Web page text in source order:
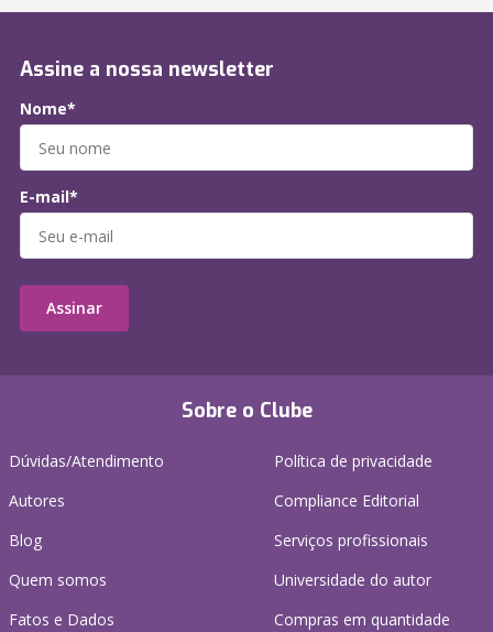
Sobre o Clube
Dúvidas/Atendimento
Autores
Blog
Quem somos
Fatos e Dados
Política de privacidade
Compliance Editorial
Serviços profissionais
Universidade do autor
Compras em quantidade
Assine a nossa newsletter
Nome*
E-mail*
Assinar